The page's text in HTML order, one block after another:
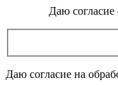
Даю
Даю согласие на